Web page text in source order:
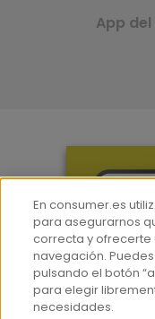
Corpus
App
En consumer.es
para asegurarnos
correcta y
navegación.
pulsando el botón
para elegir
necesidades.